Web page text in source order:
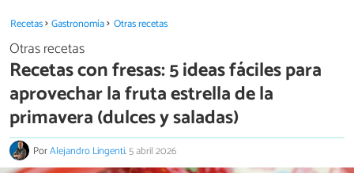
Recetas Gastronomía Otras recetas
Otras recetas
Recetas con fresas: 5 ideas fáciles para
aprovechar la fruta estrella de la
primavera (dulces y saladas)
PorAlejandro Lingenti.5 abril 2026